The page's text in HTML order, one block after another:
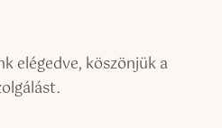
elégedve, köszönjük a